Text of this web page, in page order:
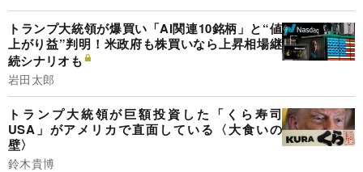
トランプ大統領が爆買い「AI関連10銘柄」と“値
上がり益”判明！米政府も株買いなら上昇相場継
続シナリオも
岩田太郎
トランプ大統領が巨額投資した「くら寿司
USA」がアメリカで直面している〈大食いの
壁〉
鈴木貴博